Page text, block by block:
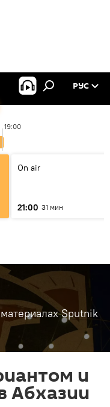
РУС
19:00
On air
21:00 31 мин
Sputnik
и
Абхазии